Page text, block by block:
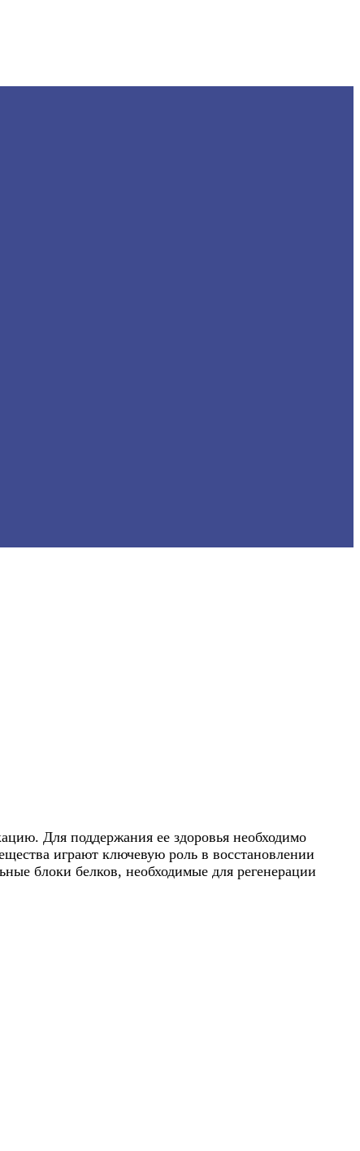
Для поддержания ее здоровья необходимо
играют ключевую роль в восстановлении
блоки белков, необходимые для регенерации